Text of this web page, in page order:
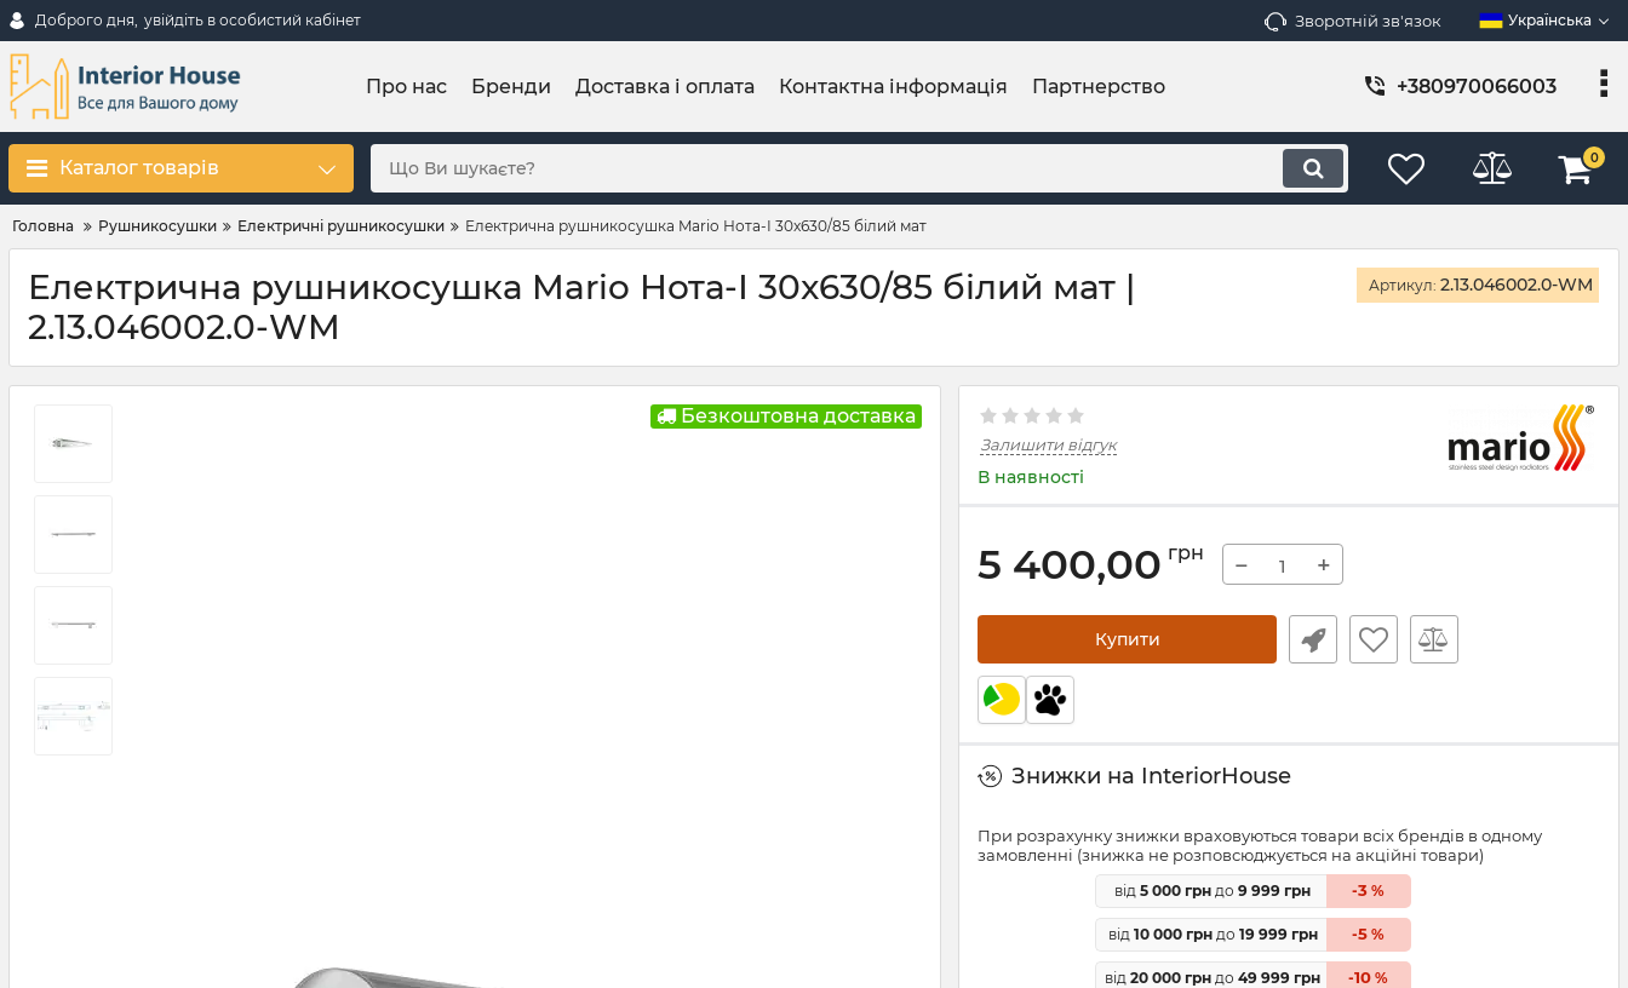
Доброго дня, увійдіть в особистий кабінет Зворотній зв'язок Українська
Про нас Бренди Доставка і оплата Контактна інформація Партнерство +380970066003
Каталог товарів 0
Головна Рушникосушки Електричні рушникосушки Електрична рушникосушка Mario Нота-І 30x630/85 білий мат
Електрична рушникосушка Mario Нота-І 30x630/85 білий мат |
2.13.046002.0-WM
Артикул: 2.13.046002.0-WM
Безкоштовна доставка
Залишити відгук
В наявності
5 400,00 грн − +
Купити
Знижки на InteriorHouse
При розрахунку знижки враховуються товари всіх брендів в одному
замовленні (знижка не розповсюджується на акційні товари)
від 5 000 грн до 9 999 грн -3 %
від 10 000 грндо 19 999 грн -5 %
від 20 000 грн до 49 999 грн -10 %